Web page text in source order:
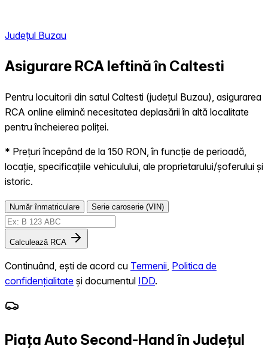
Județul Buzau
Asigurare RCA Ieftină în Caltesti
Pentru locuitorii din satul Caltesti (județul Buzau), asigurarea
RCA online elimină necesitatea deplasării în altă localitate
pentru încheierea poliței.
* Prețuri începând de la 150 RON, în funcție de perioadă,
locație, specificațiile vehiculului, ale proprietarului/șoferului și
istoric.
Număr înmatriculare Serie caroserie (VIN)
Calculează RCA
Continuând, ești de acord cu Termenii Politica de
confidențialitate și documentul IDD.
Piața Auto Second-Hand în Județul